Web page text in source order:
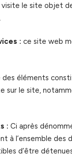
visite le site objet
: ce site web
des éléments
sur le site,
: Ci après
à l’ensemble des
d’être